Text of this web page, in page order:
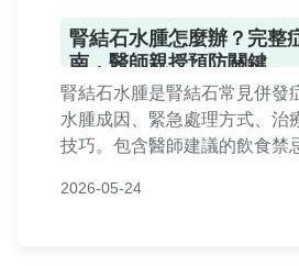
腎結石水腫怎麼辦？完整
南，醫師親授預防關鍵
腎結石水腫是腎結石常見併發
水腫成因、緊急處理方式、治
技巧。包含醫師建議的飲食禁
水腫的應對策略。
2026-05-24